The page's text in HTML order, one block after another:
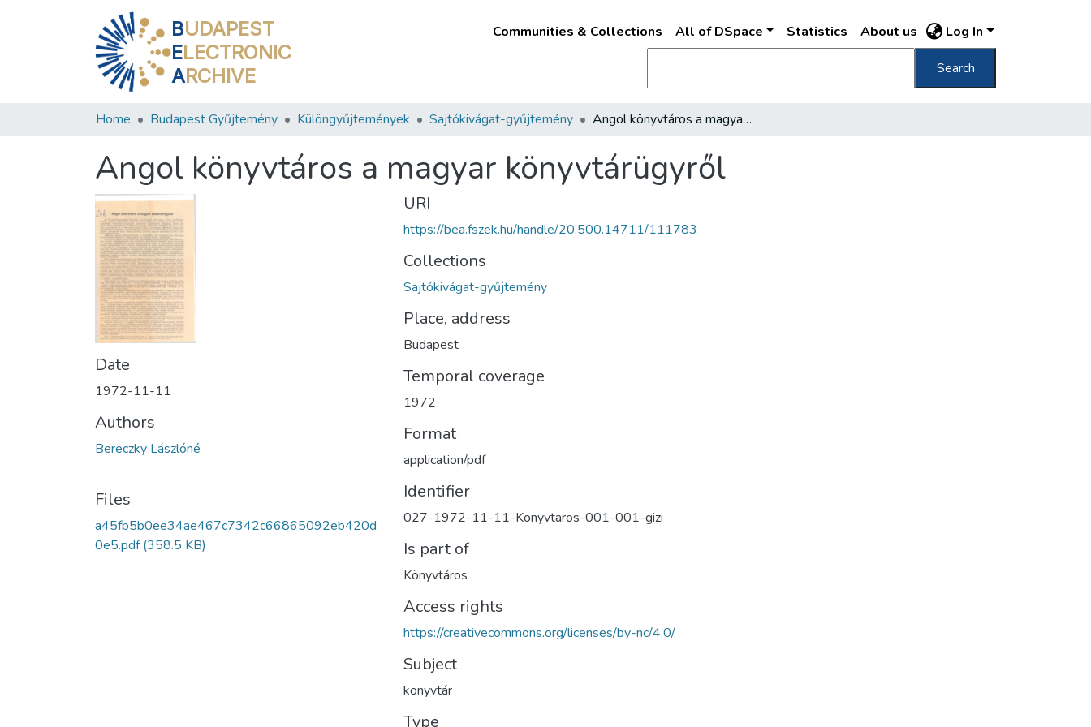
BUDAPEST
ELECTRONIC
ARCHIVE
Communities & Collections All of DSpace Statistics About us Log In
Search
Home Budapest Gyűjtemény Különgyűjtemények Sajtókivágat-gyűjtemény Angol könyvtáros a magyar könyvtárügyről
Angol könyvtáros a magyar könyvtárügyről
Date
1972-11-11
Authors
Bereczky Lászlóné
Files
a45fb5b0ee34ae467c7342c66865092eb420d
0e5.pdf(358.5 KB)
URI
https://bea.fszek.hu/handle/20.500.14711/111783
Collections
Sajtókivágat-gyűjtemény
Place, address
Budapest
Temporal coverage
1972
Format
application/pdf
Identifier
027-1972-11-11-Konyvtaros-001-001-gizi
Is part of
Könyvtáros
Access rights
https://creativecommons.org/licenses/by-nc/4.0/
Subject
könyvtár
Type